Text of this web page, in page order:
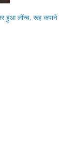
हुआ लॉन्च, रूह कपाने